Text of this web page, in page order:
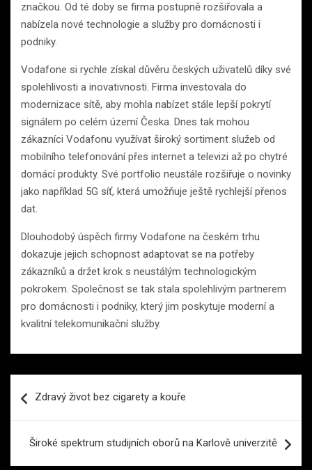
značkou. Od té doby se firma postupně rozšiřovala a
nabízela nové technologie a služby pro domácnosti i
podniky.
Vodafone si rychle získal důvěru českých uživatelů díky své
spolehlivosti a inovativnosti. Firma investovala do
modernizace sítě, aby mohla nabízet stále lepší pokrytí
signálem po celém území Česka. Dnes tak mohou
zákazníci Vodafonu využívat široký sortiment služeb od
mobilního telefonování přes internet a televizi až po chytré
domácí produkty. Své portfolio neustále rozšiřuje o novinky
jako například 5G síť, která umožňuje ještě rychlejší přenos
dat.
Dlouhodobý úspěch firmy Vodafone na českém trhu
dokazuje jejich schopnost adaptovat se na potřeby
zákazníků a držet krok s neustálým technologickým
pokrokem. Společnost se tak stala spolehlivým partnerem
pro domácnosti i podniky, který jim poskytuje moderní a
kvalitní telekomunikační služby.
proZdravý život bez cigarety a kouře
Široké spektrum studijních oborů na Karlově univerzitě